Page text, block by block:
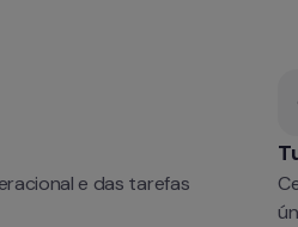
e das tarefas